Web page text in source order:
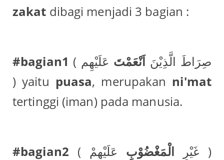
zakat dibagi menjadi 3 bagian :
#bagian1 ( صِرَاطَ الَّذِيْنَاَنْعَمْتَ عَلَيْهِم
) yaitu puasa, merupakan ni'mat
tertinggi (iman) pada manusia.
#bagian2 ( غَيْرِ الْمَغْضُوْبِ عَلَيْهِمْ )